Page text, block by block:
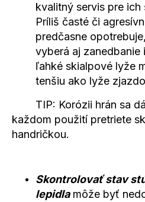
kvalitný servis pre ich
Príliš časté či
predčasne
vyberá aj zanedbanie
ľahké skialpové lyže
tenšiu ako lyže
TIP: Korózii hrán sa dá
každom použití pretriete
handričkou.
Skontrolovať stav
lepidlamôže byť